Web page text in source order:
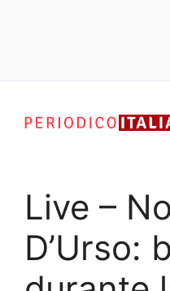
contenuto
Live –
D’Urso: